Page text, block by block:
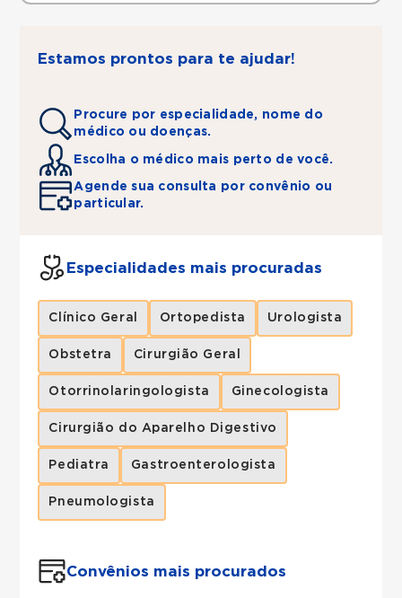
Estamos prontos para te ajudar!
Procure por especialidade, nome do
médico ou doenças.
Escolha o médico mais perto de você.
Agende sua consulta por convênio ou
particular.
Especialidades mais procuradas
Clínico Geral Ortopedista Urologista
Obstetra Cirurgião Geral
Otorrinolaringologista Ginecologista
Cirurgião do Aparelho Digestivo
Pediatra Gastroenterologista
Pneumologista
Convênios mais procurados